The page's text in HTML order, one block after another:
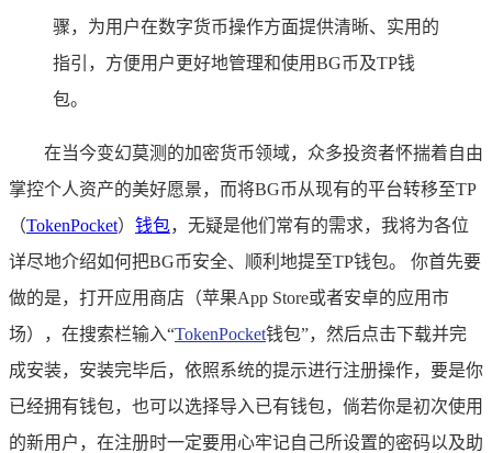
骤，为用户在数字货币操作方面提供清晰、实用的
指引，方便用户更好地管理和使用BG币及TP钱
包。
在当今变幻莫测的加密货币领域，众多投资者怀揣着自由
掌控个人资产的美好愿景，而将BG币从现有的平台转移至TP
（TokenPocket） 钱包，无疑是他们常有的需求，我将为各位
详尽地介绍如何把BG币安全、顺利地提至TP钱包。 你首先要
做的是，打开应用商店（苹果App Store或者安卓的应用市
场），在搜索栏输入“TokenPocket钱包”，然后点击下载并完
成安装，安装完毕后，依照系统的提示进行注册操作，要是你
已经拥有钱包，也可以选择导入已有钱包，倘若你是初次使用
的新用户，在注册时一定要用心牢记自己所设置的密码以及助